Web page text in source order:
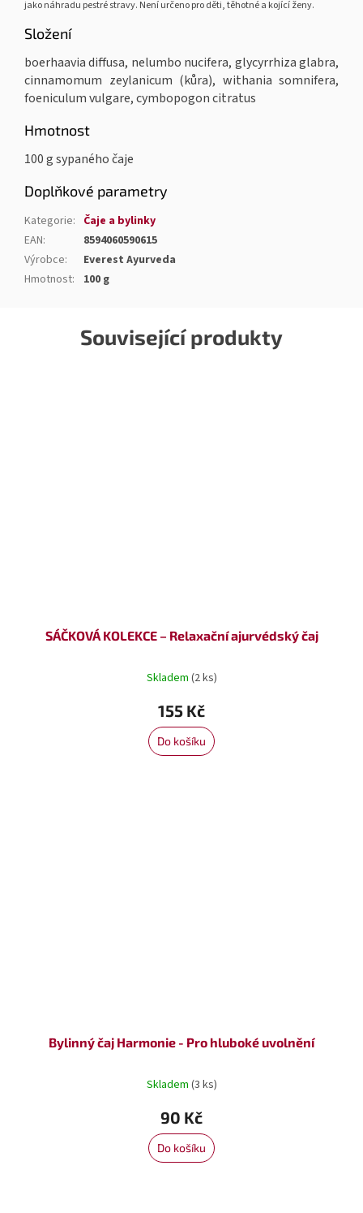
Související produkty
SÁČKOVÁ KOLEKCE – Relaxační ajurvédský čaj
Skladem (2 ks)
155 Kč
Do košíku
Bylinný čaj Harmonie - Pro hluboké uvolnění
Skladem (3 ks)
90 Kč
Do košíku
jako náhradu pestré stravy. Není určeno pro děti, těhotné a kojící ženy.
Složení
boerhaavia diffusa, nelumbo nucifera, glycyrrhiza glabra,
cinnamomum zeylanicum (kůra), withania somnifera,
foeniculum vulgare, cymbopogon citratus
Hmotnost
100 g sypaného čaje
Doplňkové parametry
Kategorie: Čaje a bylinky
EAN:
8594060590615
Výrobce:
Everest Ayurveda
Hmotnost: 100 g